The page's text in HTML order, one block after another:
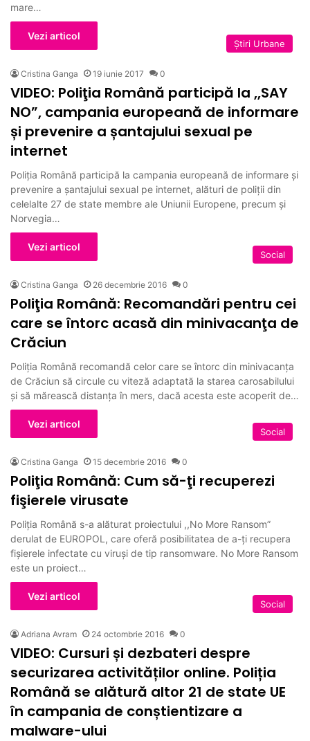
mare…
Vezi articol
Ştiri Urbane
Cristina Ganga 19 iunie 2017 0
VIDEO: Poliţia Română participă la ,,SAY
NO”, campania europeană de informare
și prevenire a șantajului sexual pe
internet
Poliția Română participă la campania europeană de informare și
prevenire a șantajului sexual pe internet, alături de poliții din
celelalte 27 de state membre ale Uniunii Europene, precum și
Norvegia…
Vezi articol
Social
Cristina Ganga 26 decembrie 2016 0
Poliţia Română: Recomandări pentru cei
care se întorc acasă din minivacanţa de
Crăciun
Poliţia Română recomandă celor care se întorc din minivacanța
de Crăciun să circule cu viteză adaptată la starea carosabilului
şi să mărească distanţa în mers, dacă acesta este acoperit de…
Vezi articol
Social
Cristina Ganga 15 decembrie 2016 0
Poliţia Română: Cum să-ţi recuperezi
fişierele virusate
Poliţia Română s-a alăturat proiectului ,,No More Ransom”
derulat de EUROPOL, care oferă posibilitatea de a-ți recupera
fișierele infectate cu viruși de tip ransomware. No More Ransom
este un proiect…
Vezi articol
Social
Adriana Avram 24 octombrie 2016 0
VIDEO: Cursuri și dezbateri despre
securizarea activităților online. Poliția
Română se alătură altor 21 de state UE
în campania de conștientizare a
malware-ului